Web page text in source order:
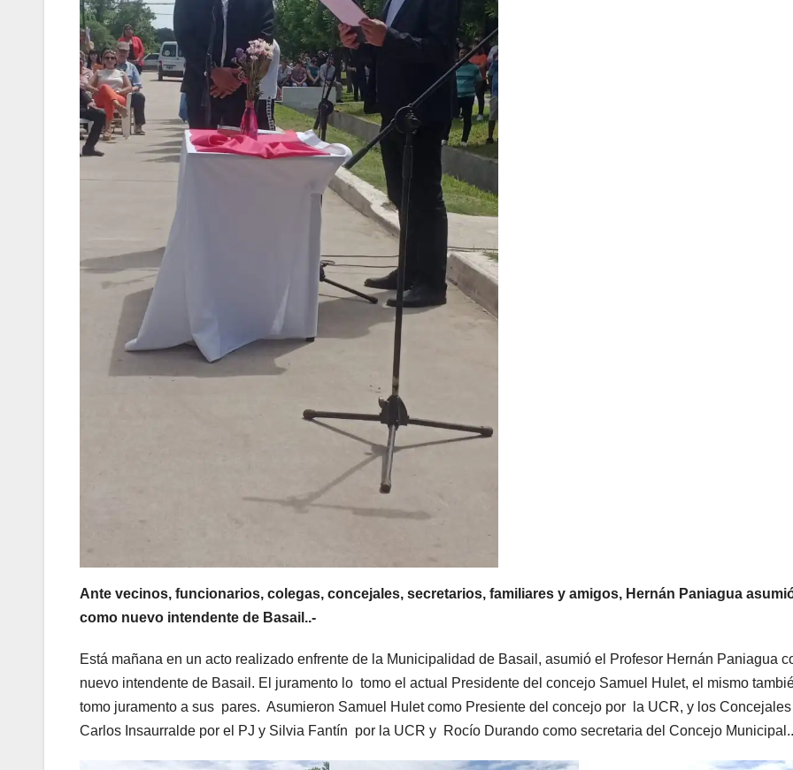
Ante vecinos, funcionarios, colegas, concejales, secretarios, familiares y amigos, Hernán Paniagua
como nuevo intendente de Basail..-
Está mañana en un acto realizado enfrente de la Municipalidad de Basail, asumió el Profesor Hernán Paniagua
nuevo intendente de Basail. El juramento lo tomo el actual Presidente del concejo Samuel Hulet, el mismo
tomo juramento a sus pares. Asumieron Samuel Hulet como Presiente del concejo por la UCR, y los Concejales
Carlos Insaurralde por el PJ y Silvia Fantín por la UCR y Rocío Durando como secretaria del Concejo